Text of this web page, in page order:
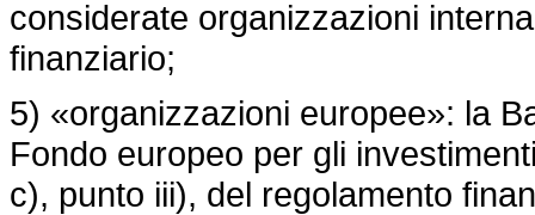
considerate organizzazioni
finanziario;
5) «organizzazioni europee»: la
Fondo europeo per gli
c), punto iii), del regolamento